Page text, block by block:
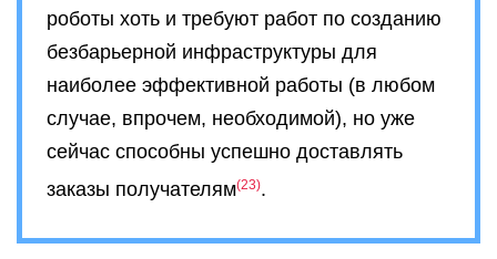
роботы хоть и требуют работ по созданию
безбарьерной инфраструктуры для
наиболее эффективной работы (в любом
случае, впрочем, необходимой), но уже
сейчас способны успешно доставлять
заказы получателям 23 .